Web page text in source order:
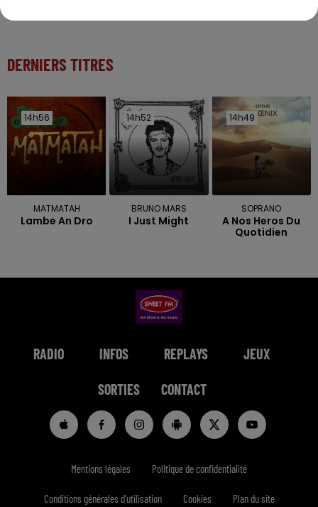
DERNIERS TITRES
14h56
14h56
MATMATAH
Lambe An Dro
14h52
14h52
BRUNO MARS
I Just Might
14h49
14h49
SOPRANO
A Nos Heros Du
Quotidien
RADIO INFOS REPLAYS JEUX
SORTIES CONTACT
Mentions légales Politique de confidentialité
Conditions générales d'utilisation Cookies Plan du site